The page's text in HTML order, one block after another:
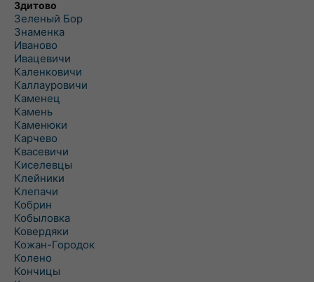
Здитово
Зеленый Бор
Знаменка
Иваново
Ивацевичи
Каленковичи
Каллауровичи
Каменец
Камень
Каменюки
Карчево
Квасевичи
Киселевцы
Клейники
Клепачи
Кобрин
Кобыловка
Ковердяки
Кожан-Городок
Колено
Кончицы